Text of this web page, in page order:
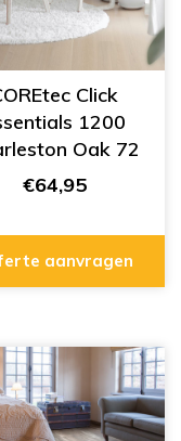
Click
1200
Oak 72
50 LVP 1172
€64,95
aanvragen